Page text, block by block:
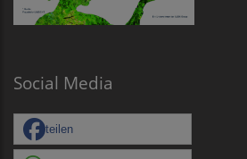
Social Media
teilen